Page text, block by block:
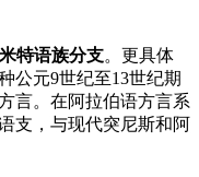
特语族分支。更具体
元9世纪至13世纪期
言。在阿拉伯语方言系
支，与现代突尼斯和阿